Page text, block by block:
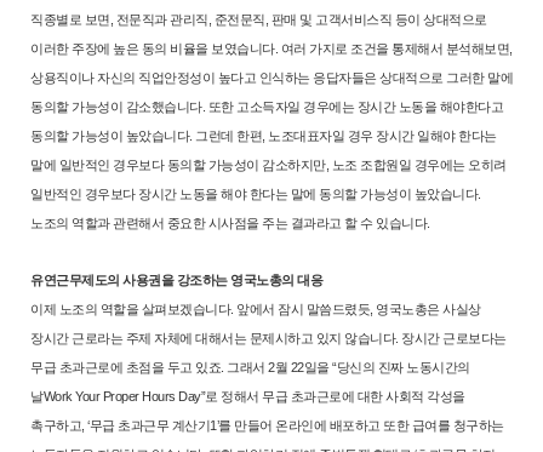
직종별로 보면, 전문직과 관리직, 준전문직, 판매 및 고객서비스직 등이 상대적으로
이러한 주장에 높은 동의 비율을 보였습니다. 여러 가지로 조건을 통제해서 분석해보면,
상용직이나 자신의 직업안정성이 높다고 인식하는 응답자들은 상대적으로 그러한 말에
동의할 가능성이 감소했습니다. 또한 고소득자일 경우에는 장시간 노동을 해야한다고
동의할 가능성이 높았습니다. 그런데 한편, 노조대표자일 경우 장시간 일해야 한다는
말에 일반적인 경우보다 동의할 가능성이 감소하지만, 노조 조합원일 경우에는 오히려
일반적인 경우보다 장시간 노동을 해야 한다는 말에 동의할 가능성이 높았습니다.
노조의 역할과 관련해서 중요한 시사점을 주는 결과라고 할 수 있습니다.
유연근무제도의 사용권을 강조하는 영국노총의 대응
이제 노조의 역할을 살펴보겠습니다. 앞에서 잠시 말씀드렸듯, 영국노총은 사실상
장시간 근로라는 주제 자체에 대해서는 문제시하고 있지 않습니다. 장시간 근로보다는
무급 초과근로에 초점을 두고 있죠. 그래서 2월 22일을 “당신의 진짜 노동시간의
날Work Your Proper Hours Day”로 정해서 무급 초과근로에 대한 사회적 각성을
촉구하고, ‘무급 초과근무 계산기1’를 만들어 온라인에 배포하고 또한 급여를 청구하는